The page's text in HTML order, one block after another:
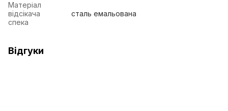
Матеріал
відсікача
спека
сталь емальована
Відгуки